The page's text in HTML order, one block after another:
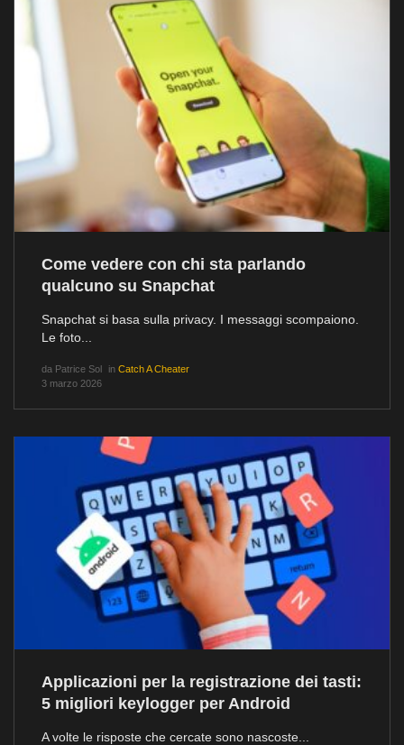
Come vedere con chi sta parlando
qualcuno su Snapchat
Snapchat si basa sulla privacy. I messaggi scompaiono.
Le foto...
da Patrice Sol in Catch A Cheater
3 marzo 2026
Applicazioni per la registrazione dei tasti:
5 migliori keylogger per Android
A volte le risposte che cercate sono nascoste...